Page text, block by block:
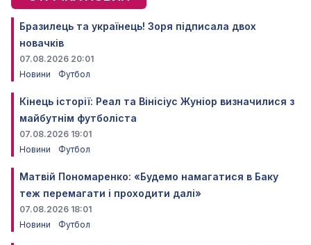
Бразилець та українець! Зоря підписала двох
новачків
07.08.2026 20:01
Новини
Футбол
Кінець історії: Реал та Вінісіус Жуніор визначилися з
майбутнім футболіста
07.08.2026 19:01
Новини
Футбол
Матвій Пономаренко: «Будемо намагатися в Баку
теж перемагати і проходити далі»
07.08.2026 18:01
Новини
Футбол